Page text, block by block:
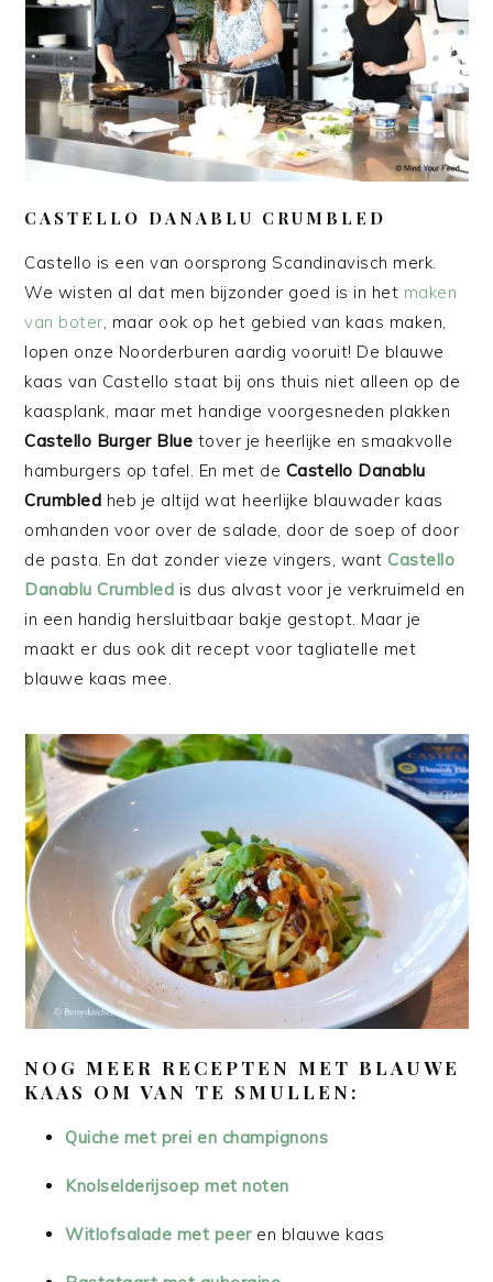
CASTELLO DANABLU CRUMBLED
Castello is een van oorsprong Scandinavisch merk.
We wisten al dat men bijzonder goed is in het maken
van boter, maar ook op het gebied van kaas maken,
lopen onze Noorderburen aardig vooruit! De blauwe
kaas van Castello staat bij ons thuis niet alleen op de
kaasplank, maar met handige voorgesneden plakken
Castello Burger Blue tover je heerlijke en smaakvolle
hamburgers op tafel. En met de Castello Danablu
Crumbled heb je altijd wat heerlijke blauwader kaas
omhanden voor over de salade, door de soep of door
de pasta. En dat zonder vieze vingers, wantCastello
Danablu Crumbled is dus alvast voor je verkruimeld en
in een handig hersluitbaar bakje gestopt. Maar je
maakt er dus ook dit recept voor tagliatelle met
blauwe kaas mee.
NOG MEER RECEPTEN MET BLAUWE
KAAS OM VAN TE SMULLEN:
Quiche met prei en champignons
Knolselderijsoep met noten
Witlofsalade met peeren blauwe kaas